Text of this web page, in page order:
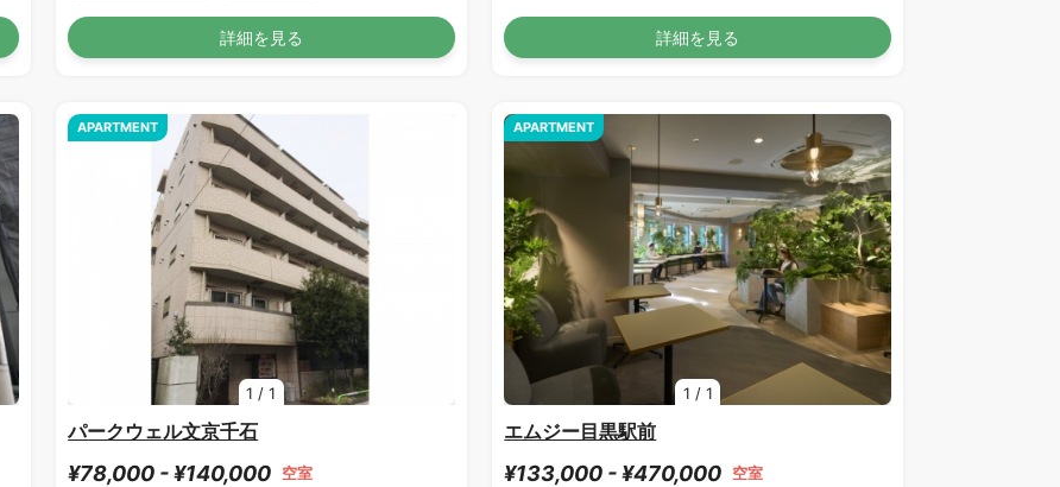
詳細を見る 詳細を見る
1 /1
APARTMENT
パークウェル文京千石
¥78,000 - ¥140,000 空室
1 / 1
APARTMENT
エムジー目黒駅前
¥133,000 - ¥470,000 空室